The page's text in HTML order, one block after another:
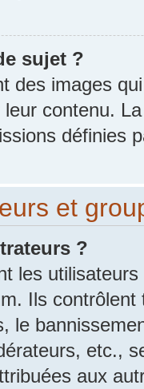
sujet ?
des images
contenu.
définies
et
?
les
Ils
le
etc.,
aux